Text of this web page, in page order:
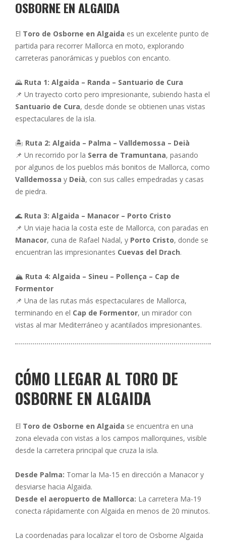
OSBORNE EN ALGAIDA
El Toro de Osborne en Algaida es un excelente punto de
partida para recorrer Mallorca en moto, explorando
carreteras panorámicas y pueblos con encanto.
🌄 Ruta 1: Algaida – Randa – Santuario de Cura
📌 Un trayecto corto pero impresionante, subiendo hasta el
Santuario de Cura, desde donde se obtienen unas vistas
espectaculares de la isla.
🏝 Ruta 2: Algaida – Palma – Valldemossa – Deià
📌 Un recorrido por la Serra de Tramuntana, pasando
por algunos de los pueblos más bonitos de Mallorca, como
Valldemossa y Deià, con sus calles empedradas y casas
de piedra.
🌊 Ruta 3: Algaida – Manacor – Porto Cristo
📌 Un viaje hacia la costa este de Mallorca, con paradas en
Manacor, cuna de Rafael Nadal, y Porto Cristo, donde se
encuentran las impresionantes Cuevas del Drach.
🏔 Ruta 4: Algaida – Sineu – Pollença – Cap de
Formentor
📌 Una de las rutas más espectaculares de Mallorca,
terminando en el Cap de Formentor, un mirador con
vistas al mar Mediterráneo y acantilados impresionantes.
CÓMO LLEGAR AL TORO DE
OSBORNE EN ALGAIDA
El Toro de Osborne en Algaida se encuentra en una
zona elevada con vistas a los campos mallorquines, visible
desde la carretera principal que cruza la isla.
Desde Palma: Tomar la Ma-15 en dirección a Manacor y
desviarse hacia Algaida.
Desde el aeropuerto de Mallorca: La carretera Ma-19
conecta rápidamente con Algaida en menos de 20 minutos.
La coordenadas para localizar el toro de Osborne Algaida